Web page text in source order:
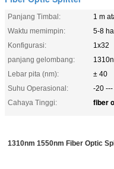
Panjang Timbal:
1 m
Waktu memimpin:
5-8
Konfigurasi:
1x32
panjang gelombang:
Lebar pita (nm):
± 40
Suhu Operasional:
-20
Cahaya Tinggi:
fiber
1310nm 1550nm Fiber Optic